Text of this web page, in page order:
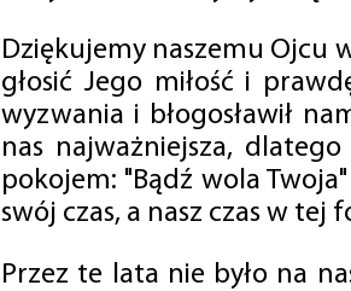
Dziękujemy naszemu Ojcu
głosić Jego miłość i
wyzwania i błogosławił
nas najważniejsza,
pokojem: "Bądź wola
swój czas, a nasz czas w tej
Przez te lata nie było na